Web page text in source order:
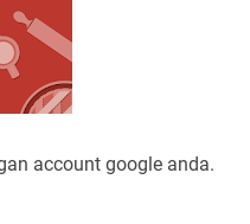
account google anda.